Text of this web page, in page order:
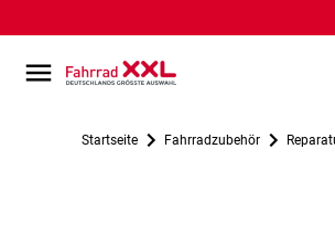
Startseite Fahrradzubehör